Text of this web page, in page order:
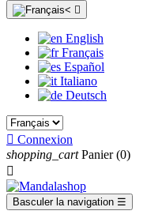

English
Français
Español
Italiano
Deutsch
 Connexion
shopping_cart Panier (0)

Basculer la navigation ☰